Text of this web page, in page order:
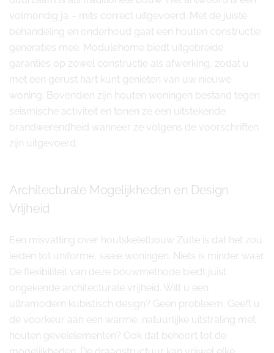
volmondig ja – mits correct uitgevoerd. Met de juiste
behandeling en onderhoud gaat een houten constructie
generaties mee. Modulehome biedt uitgebreide
garanties op zowel constructie als afwerking, zodat u
met een gerust hart kunt genieten van uw nieuwe
woning. Bovendien zijn houten woningen bestand tegen
seismische activiteit en tonen ze een uitstekende
brandwerendheid wanneer ze volgens de voorschriften
zijn uitgevoerd.
Architecturale Mogelijkheden en Design
Vrijheid
Een misvatting over houtskeletbouw Zulte is dat het zou
leiden tot uniforme, saaie woningen. Niets is minder waar.
De flexibiliteit van deze bouwmethode biedt juist
ongekende architecturale vrijheid. Wilt u een
ultramodern kubistisch design? Geen probleem. Geeft u
de voorkeur aan een warme, natuurlijke uitstraling met
houten gevelelementen? Ook dat behoort tot de